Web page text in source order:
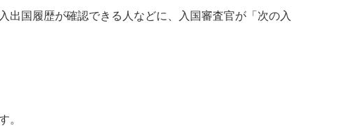
出国履歴が確認できる人などに、入国審査官が「次の入
。